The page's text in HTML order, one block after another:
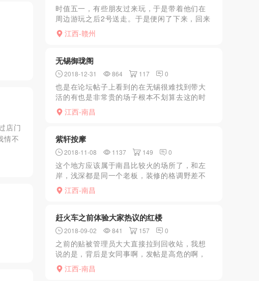
店门
情不
时值五一，有些朋友过来玩，于是带着他们在
周边游玩之后2号送走。于是便闲了下来，回来
路上想着之前听说格兰云天的B格比较高，正好
有时间便想着去尝试一下。便独自一人驱车前
江西-赣州
无锡御珑阁
2018-12-31 864 117 0
也是在论坛帖子上看到的在无锡很难找到带大
活的有也是非常贵的场子根本不划算去这的时
候是下午1点多没什么人环境很一般简单冲了个
凉上楼进大厅躺下有mm来搭讪按摩按了一会唠
江西-南昌
紫轩按摩
2018-11-08 1137 149 0
这个地方应该属于南昌比较火的场所了，和左
岸，浅深都是同一个老板，装修的格调野差不
多。里面的妹子都比较年轻，最小的我体验过
的有98年的，里面的技师还是挺放得开的，除
江西-南昌
赶火车之前体验大家热议的红楼
2018-09-02 841 157 0
之前的贴被管理员大大直接拉到回收站，我想
说的是，背后是女同事啊，发帖是高危的啊，
上周末去南昌出差，本来周日晚上六点半的
车，想到狼油门极力推荐的红楼19号和风骚的
江西-南昌